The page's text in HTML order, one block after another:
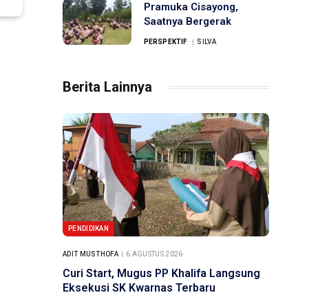
Pramuka Cisayong,
Saatnya Bergerak
PERSPEKTIF SILVA
Berita Lainnya
PENDIDIKAN
ADIT MUSTHOFA 6 AGUSTUS 2026
Curi Start, Mugus PP Khalifa Langsung
Eksekusi SK Kwarnas Terbaru